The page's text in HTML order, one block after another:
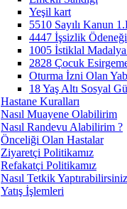
Yeşil kart
5510 Sayılı Kanun
4447 İşsizlik
1005 İstiklal
2828 Çocuk
Oturma İzni Olan
18 Yaş Altı Sosyal
Hastane Kuralları
Nasıl Muayene Olabilirim
Nasıl Randevu Alabilirim ?
Önceliği Olan Hastalar
Ziyaretçi Politikamız
Refakatçi Politikamız
Nasıl Tetkik
Yatış İşlemleri